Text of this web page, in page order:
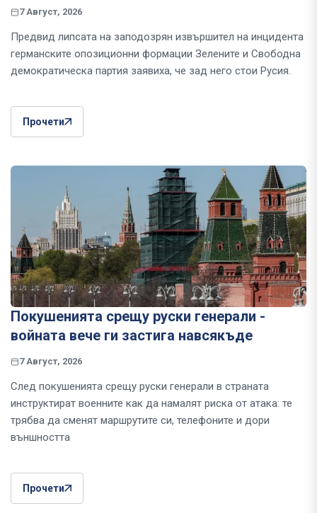
7 Август, 2026
Предвид липсата на заподозрян извършител на инцидента
германските опозиционни формации Зелените и Свободна
демократическа партия заявиха, че зад него стои Русия.
Прочети
Покушенията срещу руски генерали -
войната вече ги застига навсякъде
7 Август, 2026
След покушенията срещу руски генерали в страната
инструктират военните как да намалят риска от атака: те
трябва да сменят маршрутите си, телефоните и дори
външността
Прочети